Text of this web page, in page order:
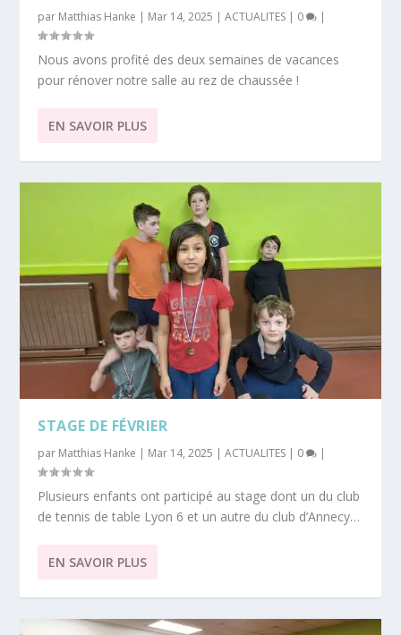
par Matthias Hanke | Mar 14, 2025 |ACTUALITES | 0 |
Nous avons profité des deux semaines de vacances
pour rénover notre salle au rez de chaussée !
EN SAVOIR PLUS
STAGE DE FÉVRIER
par Matthias Hanke | Mar 14, 2025 |ACTUALITES | 0 |
Plusieurs enfants ont participé au stage dont un du club
de tennis de table Lyon 6 et un autre du club d’Annecy…
EN SAVOIR PLUS